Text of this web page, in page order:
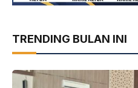
TRENDING BULAN INI